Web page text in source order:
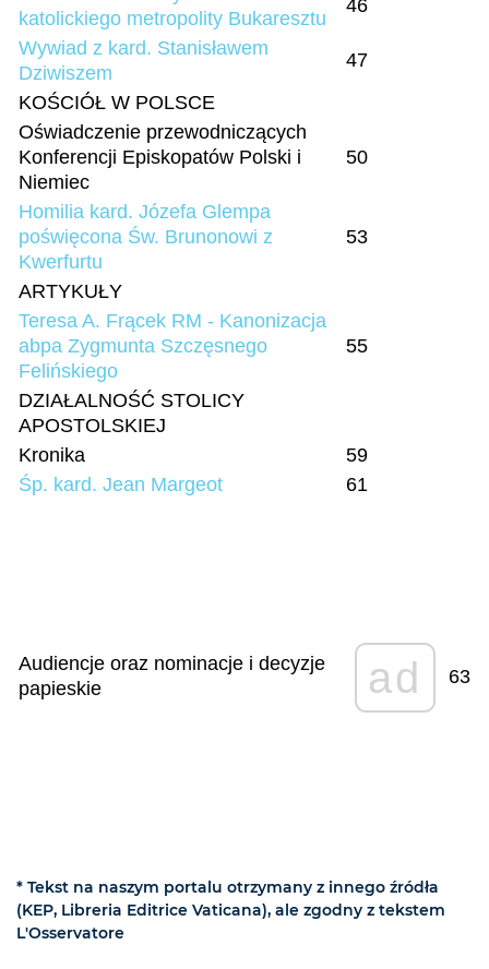
katolickiego metropolity Bukaresztu
46
Wywiad z kard. Stanisławem
Dziwiszem
47
KOŚCIÓŁ W POLSCE
Oświadczenie przewodniczących
Konferencji Episkopatów Polski i
Niemiec
50
Homilia kard. Józefa Glempa
poświęcona Św. Brunonowi z
Kwerfurtu
53
ARTYKUŁY
Teresa A. Frącek RM - Kanonizacja
abpa Zygmunta Szczęsnego
Felińskiego
55
DZIAŁALNOŚĆ STOLICY
APOSTOLSKIEJ
Kronika
59
Śp. kard. Jean Margeot
61
Audiencje oraz nominacje i decyzje
papieskie
ad 63
* Tekst na naszym portalu otrzymany z innego źródła
(KEP, Libreria Editrice Vaticana), ale zgodny z tekstem
L'Osservatore